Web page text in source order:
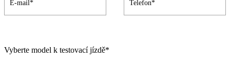
Vyberte model k testovací jízdě*